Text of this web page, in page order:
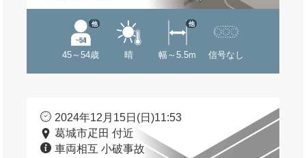
45～54歳
他
晴 幅～5.5m
他
信号なし
2024年12月15日(日)11:53
葛城市疋田 付近
車両相互 小破事故